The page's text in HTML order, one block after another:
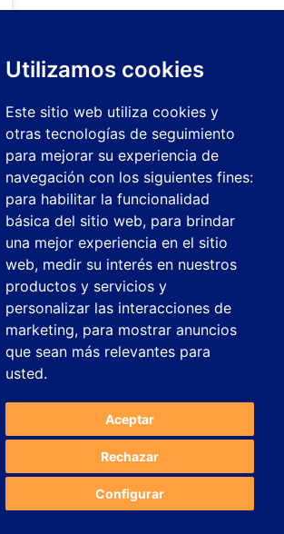
Utilizamos cookies
Este sitio web utiliza cookies y
otras tecnologías de seguimiento
para mejorar su experiencia de
navegación con los siguientes fines:
para habilitar la funcionalidad
básica del sitio web, para brindar
una mejor experiencia en el sitio
web, medir su interés en nuestros
productos y servicios y
personalizar las interacciones de
marketing, para mostrar anuncios
que sean más relevantes para
usted.
Aceptar
Rechazar
Configurar